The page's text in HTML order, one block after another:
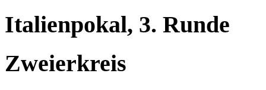
Italienpokal, 3. Runde
Zweierkreis